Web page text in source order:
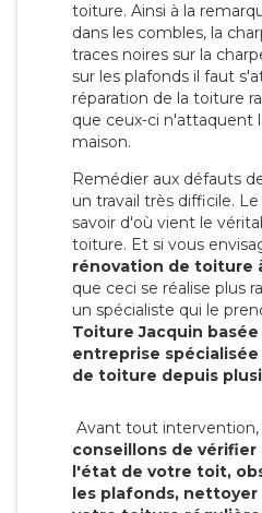
toiture. Ainsi à la
dans les combles, la
traces noires sur la
sur les plafonds il faut
réparation de la toiture
que ceux-ci n'attaquent
maison.
Remédier aux défauts
un travail très difficile.
savoir d'où vient le
toiture. Et si vous
rénovation de toiture
que ceci se réalise plus
un spécialiste qui le
Toiture Jacquin
entreprise spécialisée
de toiture depuis
Avant tout intervention,
conseillons de
l'état de votre toit,
les plafonds,